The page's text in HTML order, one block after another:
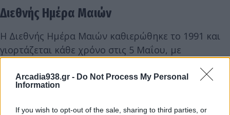
Arcadia938.gr - Do Not Process My Personal
Information
If you wish to opt-out of the sale, sharing to third parties, or
Διεθνής Ημέρα Μαιών
Η Διεθνής Ημέρα Μαιών καθιερώθηκε το 1991 και
γιορτάζεται κάθε χρόνο στις 5 Μαΐου, με
Μαιών (ICM).
Στόχος του εορτασμού είναι η ανάδειξη του